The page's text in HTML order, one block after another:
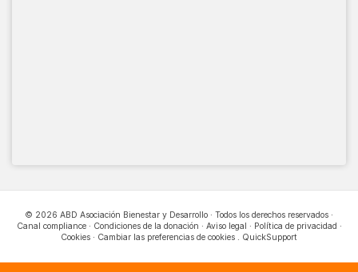
© 2026 ABD Asociación Bienestar y Desarrollo · Todos los derechos reservados ·
Canal compliance· Condiciones de la donación · Aviso legal · Política de privacidad ·
Cookies · Cambiar las preferencias de cookies . QuickSupport